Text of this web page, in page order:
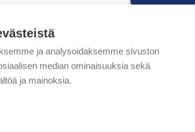
ja analysoidaksemme sivuston
median ominaisuuksia sekä
ja mainoksia.
Tuotekoodit
Tilauskoodi:
Tuotteen